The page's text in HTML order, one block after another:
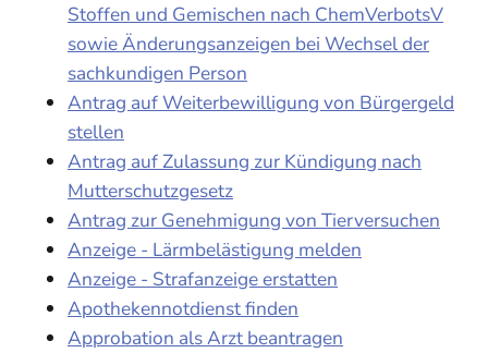
Stoffen und Gemischen nach ChemVerbotsV
sowie Änderungsanzeigen bei Wechsel der
sachkundigen Person
Antrag auf Weiterbewilligung von Bürgergeld
stellen
Antrag auf Zulassung zur Kündigung nach
Mutterschutzgesetz
Antrag zur Genehmigung von Tierversuchen
Anzeige - Lärmbelästigung melden
Anzeige - Strafanzeige erstatten
Apothekennotdienst finden
Approbation als Arzt beantragen